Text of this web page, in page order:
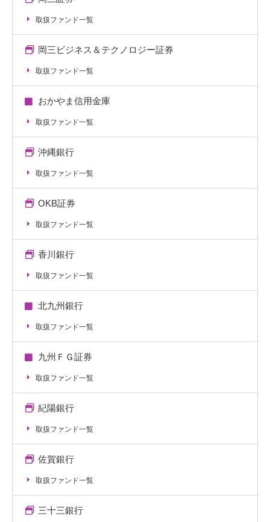
取扱ファンド一覧
岡三ビジネス＆テクノロジー証券
取扱ファンド一覧
おかやま信用金庫
取扱ファンド一覧
沖縄銀行
取扱ファンド一覧
OKB証券
取扱ファンド一覧
香川銀行
取扱ファンド一覧
北九州銀行
取扱ファンド一覧
九州ＦＧ証券
取扱ファンド一覧
紀陽銀行
取扱ファンド一覧
佐賀銀行
取扱ファンド一覧
三十三銀行